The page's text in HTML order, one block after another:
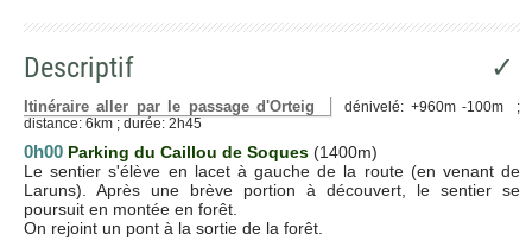
Descriptif ✓
Itinéraire aller par le passage d'Orteig
dénivelé: +960m -100m ;
distance: 6km ; durée: 2h45
0h00 Parking du Caillou de Soques (1400m)
Le sentier s'élève en lacet à gauche de la route (en venant de
Laruns). Après une brève portion à découvert, le sentier se
poursuit en montée en forêt.
On rejoint un pont à la sortie de la forêt.